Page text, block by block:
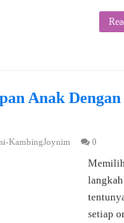
Anak
KambingJoynim 0
langkah
setiap